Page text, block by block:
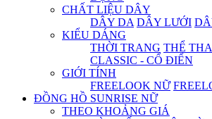
CHẤT LIỆU DÂY
DÂY DA DÂY LƯỚI
KIỂU DÁNG
THỜI TRANG THỂ
CLASSIC - CỔ ĐIỂN
GIỚI TÍNH
FREELOOK NỮ
ĐỒNG HỒ SUNRISE NỮ
THEO KHOẢNG GIÁ